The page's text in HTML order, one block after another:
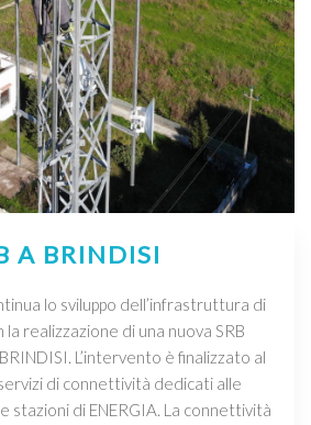
A BRINDISI
lo sviluppo dell’infrastruttura di
realizzazione di una nuova SRB
L’intervento è finalizzato al
di connettività dedicati alle
stazioni di ENERGIA. La connettività